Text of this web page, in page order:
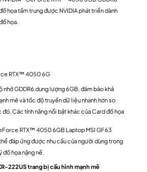
họa tầm trung được NVIDIA phát triển dành
họa.
RTX™ 4050 6G
nhớ GDDR6 dung lượng 6GB, đảm bảo khả
mẽ và tốc độ truyền dữ liệu nhanh hơn so
Các tính năng nổi bật khác của Card đồ họa
RTX™ 4050 6GB Laptop MSI GF63
đáp ứng được nhu cầu của người dùng trong
đồ họa nặng nề.
222US trang bị cấu hình mạnh mẽ